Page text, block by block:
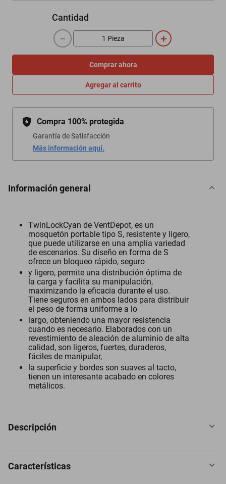
Cantidad
＋
－
Comprar ahora
Agregar al carrito
Compra 100% protegida
Garantía de Satisfacción
Más información aquí.
Información general
TwinLockCyan de VentDepot, es un
mosquetón portable tipo S, resistente y ligero,
que puede utilizarse en una amplia variedad
de escenarios. Su diseño en forma de S
ofrece un bloqueo rápido, seguro
y ligero, permite una distribución óptima de
la carga y facilita su manipulación,
maximizando la eficacia durante el uso.
Tiene seguros en ambos lados para distribuir
el peso de forma uniforme a lo
largo, obteniendo una mayor resistencia
cuando es necesario. Elaborados con un
revestimiento de aleación de aluminio de alta
calidad, son ligeros, fuertes, duraderos,
fáciles de manipular,
la superficie y bordes son suaves al tacto,
tienen un interesante acabado en colores
metálicos.
Descripción
Llavero Mosquetón 2Pzas, 10kg, Forma S, Bloqueo Automático,
Características